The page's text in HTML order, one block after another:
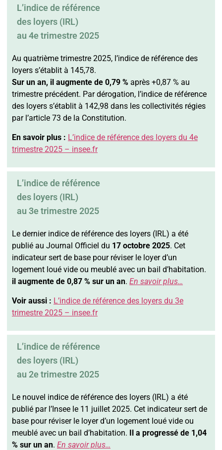
L’indice de référence
des loyers (IRL)
au 4e trimestre 2025
Au quatrième trimestre 2025, l’indice de référence des
loyers s’établit à 145,78.
Sur un an, il augmente de 0,79 % après +0,87 % au
trimestre précédent. Par dérogation, l’indice de référence
des loyers s’établit à 142,98 dans les collectivités régies
par l’article 73 de la Constitution.
En savoir plus : L’indice de référence des loyers du 4e
trimestre 2025 – insee.fr
L’indice de référence
des loyers (IRL)
au 3e trimestre 2025
Le dernier indice de référence des loyers (IRL) a été
publié au Journal Officiel du 17 octobre 2025. Cet
indicateur sert de base pour réviser le loyer d’un
logement loué vide ou meublé avec un bail d’habitation.
il augmente de 0,87 % sur un an. En savoir plus…
Voir aussi : L’indice de référence des loyers du 3e
trimestre 2025 – insee.fr
L’indice de référence
des loyers (IRL)
au 2e trimestre 2025
Le nouvel indice de référence des loyers (IRL) a été
publié par l’Insee le 11 juillet 2025. Cet indicateur sert de
base pour réviser le loyer d’un logement loué vide ou
meublé avec un bail d’habitation. Il a progressé de 1,04
% sur un an. En savoir plus…